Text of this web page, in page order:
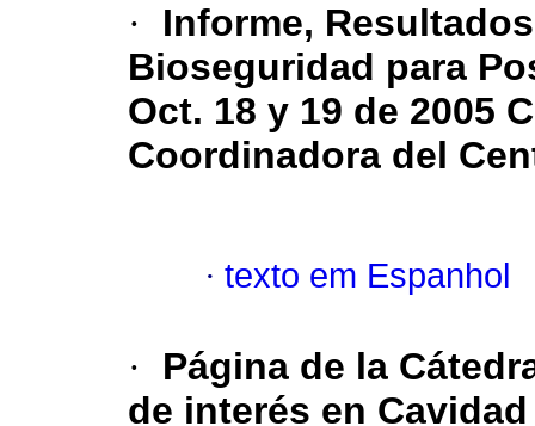
·
Informe,
Bioseguridad para
Oct. 18 y 19 de 2005
Coordinadora del
· texto em Espanhol
·
Página de la
de interés en